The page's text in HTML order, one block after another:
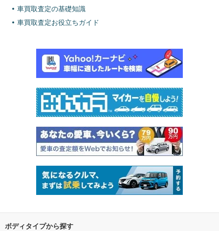
車買取査定の基礎知識
車買取査定お役立ちガイド
ボディタイプから探す